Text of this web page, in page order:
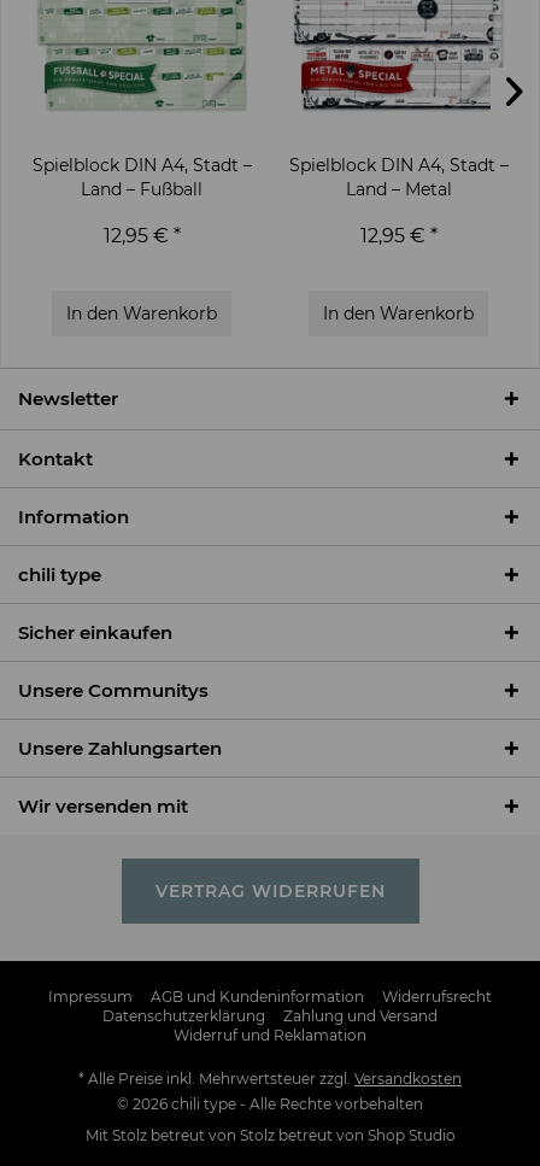
Spielblock DIN A4, Stadt –
Land – Fußball
12,95 € *
In den Warenkorb
Spielblock DIN A4, Stadt –
Land – Metal
12,95 € *
In den Warenkorb
Newsletter
Kontakt
Information
chili type
Sicher einkaufen
Unsere Communitys
Unsere Zahlungsarten
Wir versenden mit
VERTRAG WIDERRUFEN
Impressum AGB und Kundeninformation
Widerrufsrecht
Datenschutzerklärung
Zahlung und Versand
Widerruf und Reklamation
* Alle Preise inkl. Mehrwertsteuer zzgl. Versandkosten
© 2026 chili type - Alle Rechte vorbehalten
Mit Stolz betreut von Stolz betreut von Shop Studio